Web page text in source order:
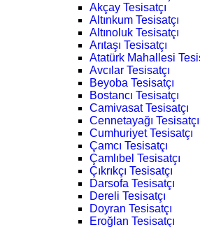
Akçay Tesisatçı
Altınkum Tesisatçı
Altınoluk Tesisatçı
Arıtaşı Tesisatçı
Atatürk Mahallesi
Avcılar Tesisatçı
Beyoba Tesisatçı
Bostancı Tesisatçı
Camivasat Tesisatçı
Cennetayağı Tesisatçı
Cumhuriyet Tesisatçı
Çamcı Tesisatçı
Çamlıbel Tesisatçı
Çıkrıkçı Tesisatçı
Darsofa Tesisatçı
Dereli Tesisatçı
Doyran Tesisatçı
Eroğlan Tesisatçı